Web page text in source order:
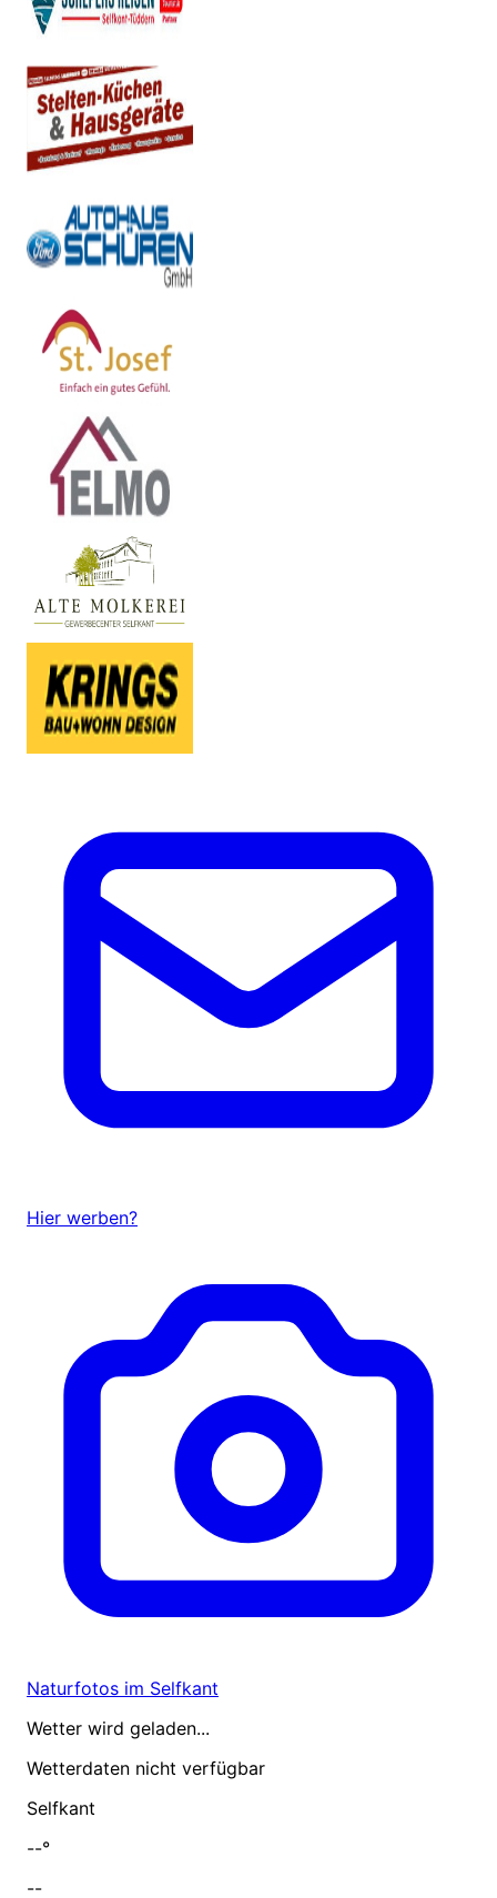
Hier werben?
Naturfotos im Selfkant
Wetter wird geladen...
Wetterdaten nicht verfügbar
Selfkant
--°
--